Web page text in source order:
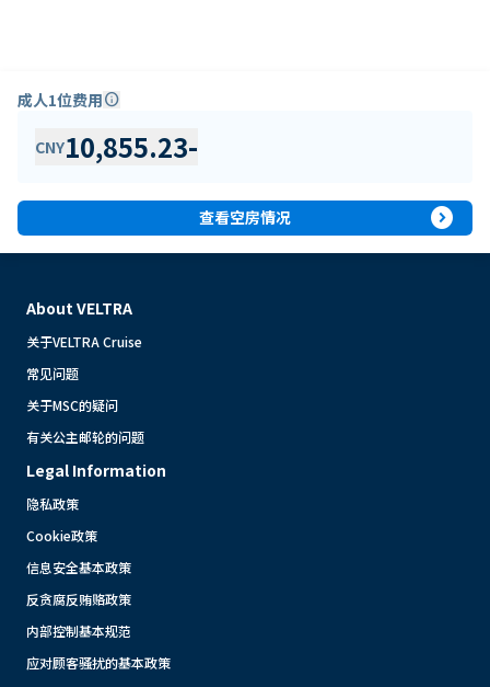
成人1位费用info
CNY10,855.23-
查看空房情况 expand_circle_right
About VELTRA
关于VELTRA Cruise
常见问题
关于MSC的疑问
有关公主邮轮的问题
Legal Information
隐私政策
Cookie政策
信息安全基本政策
反贪腐反贿赂政策
内部控制基本规范
应对顾客骚扰的基本政策